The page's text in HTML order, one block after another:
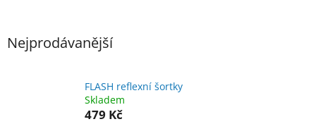
Nejprodávanější
FLASH reflexní šortky
Skladem
479 Kč